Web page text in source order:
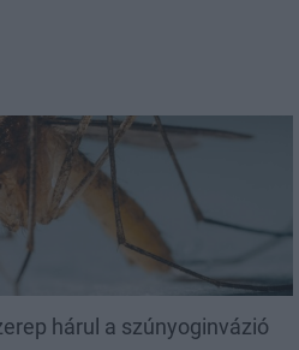
hárul a szúnyoginvázió